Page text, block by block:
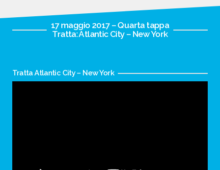
17 maggio 2017 – Quarta tappa
Tratta: Atlantic City – New York
Tratta Atlantic City – New York